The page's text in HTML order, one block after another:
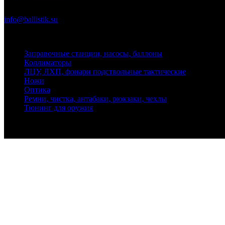
info@ballistik.su
Заправочные станции, насосы, баллоны
Коллиматоры
ЛЦУ, ЛХП, фонари подствольные тактические
Ножи
Оптика
Ремни, чистка, антабаки, рюкзаки, чехлы
Тюнинг для оружия